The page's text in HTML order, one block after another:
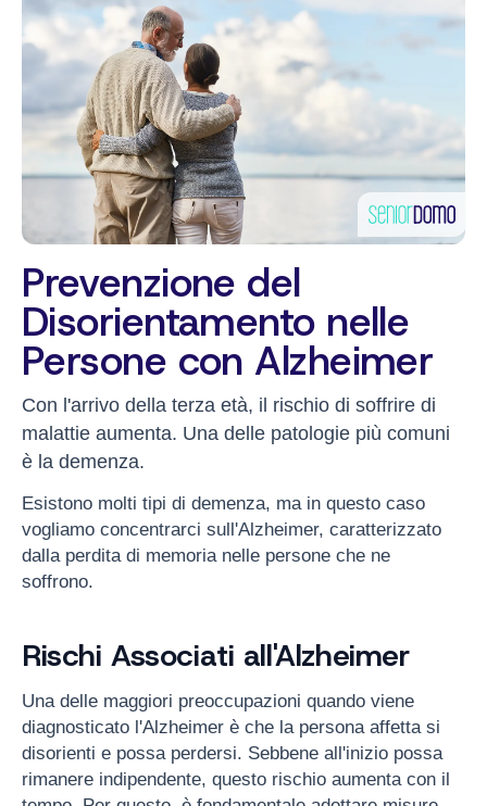
Prevenzione del
Disorientamento nelle
Persone con Alzheimer
Con l'arrivo della terza età, il rischio di soffrire di
malattie aumenta. Una delle patologie più comuni
è la demenza.
Esistono molti tipi di demenza, ma in questo caso
vogliamo concentrarci sull'Alzheimer, caratterizzato
dalla perdita di memoria nelle persone che ne
soffrono.
Rischi Associati all'Alzheimer
Una delle maggiori preoccupazioni quando viene
diagnosticato l'Alzheimer è che la persona affetta si
disorienti e possa perdersi. Sebbene all'inizio possa
rimanere indipendente, questo rischio aumenta con il